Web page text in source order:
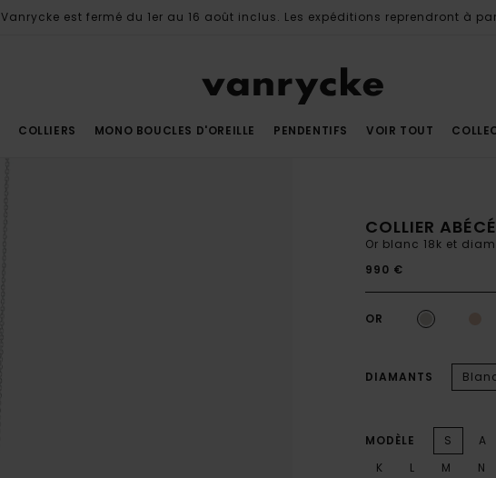
Vanrycke est fermé du 1er au 16 août inclus. Les expéditions reprendront à
COLLIERS MONO BOUCLES D'OREILLE PENDENTIFS VOIR TOUT
COLLIER
Or blanc 18k et
990 €
OR
DIAMANTS
MODÈLE S
A
K
L M
N